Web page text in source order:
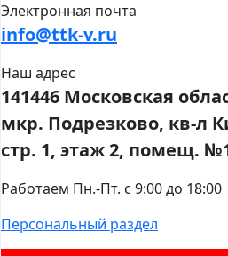
Электронная почта
info@ttk-v.ru
Наш адрес
141446 Московская
мкр. Подрезково, кв-л
стр. 1, этаж 2, помещ.
Работаем Пн.-Пт. с 9:00 до 18:00
Персональный раздел